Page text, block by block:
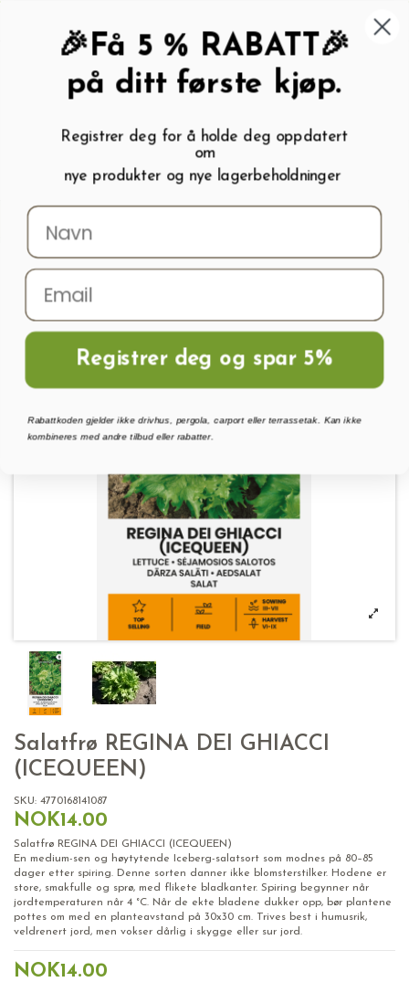
My wishlist ( 0
Menu Søk Logg inn Handlevogn
Hjem
(ICEQUEEN)
Salatfrø REGINA DEI GHIACCI
(ICEQUEEN)
SKU: 4770168141087
NOK14.00
Salatfrø REGINA DEI GHIACCI (ICEQUEEN)
En medium-sen og høytytende Iceberg-salatsort som modnes på 80–85
dager etter spiring. Denne sorten danner ikke blomsterstilker. Hodene er
store, smakfulle og sprø, med flikete bladkanter. Spiring begynner når
jordtemperaturen når 4 °C. Når de ekte bladene dukker opp, bør plantene
pottes om med en planteavstand på 30x30 cm. Trives best i humusrik,
veldrenert jord, men vokser dårlig i skygge eller sur jord.
NOK14.00
🎉Få 5 % RABATT🎉
på ditt første kjøp.
Registrer deg for å holde deg oppdatert
om
nye produkter og nye lagerbeholdninger
Registrer deg og spar 5%
Rabattkoden gjelder ikke drivhus, pergola, carport eller terrassetak. Kan ikke
kombineres med andre tilbud eller rabatter.